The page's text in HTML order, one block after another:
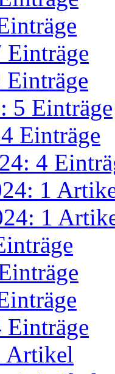
5 Einträge
Einträge
4
1
1
Artikel